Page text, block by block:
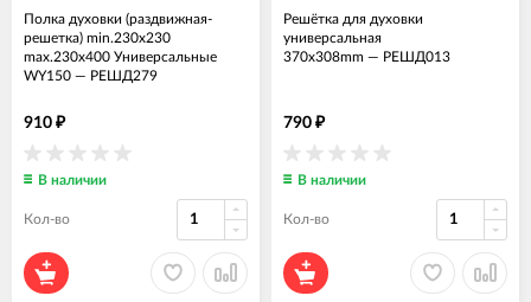
Полка духовки (раздвижная-
решетка) min.230x230
max.230x400 Универсальные
WY150 — РЕШД279
910 ₽
В наличии
Кол-во
Решётка для духовки
универсальная
370x308mm — РЕШД013
790 ₽
В наличии
Кол-во